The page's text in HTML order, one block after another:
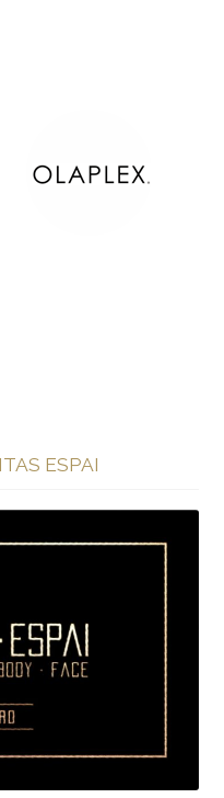
ESPAI